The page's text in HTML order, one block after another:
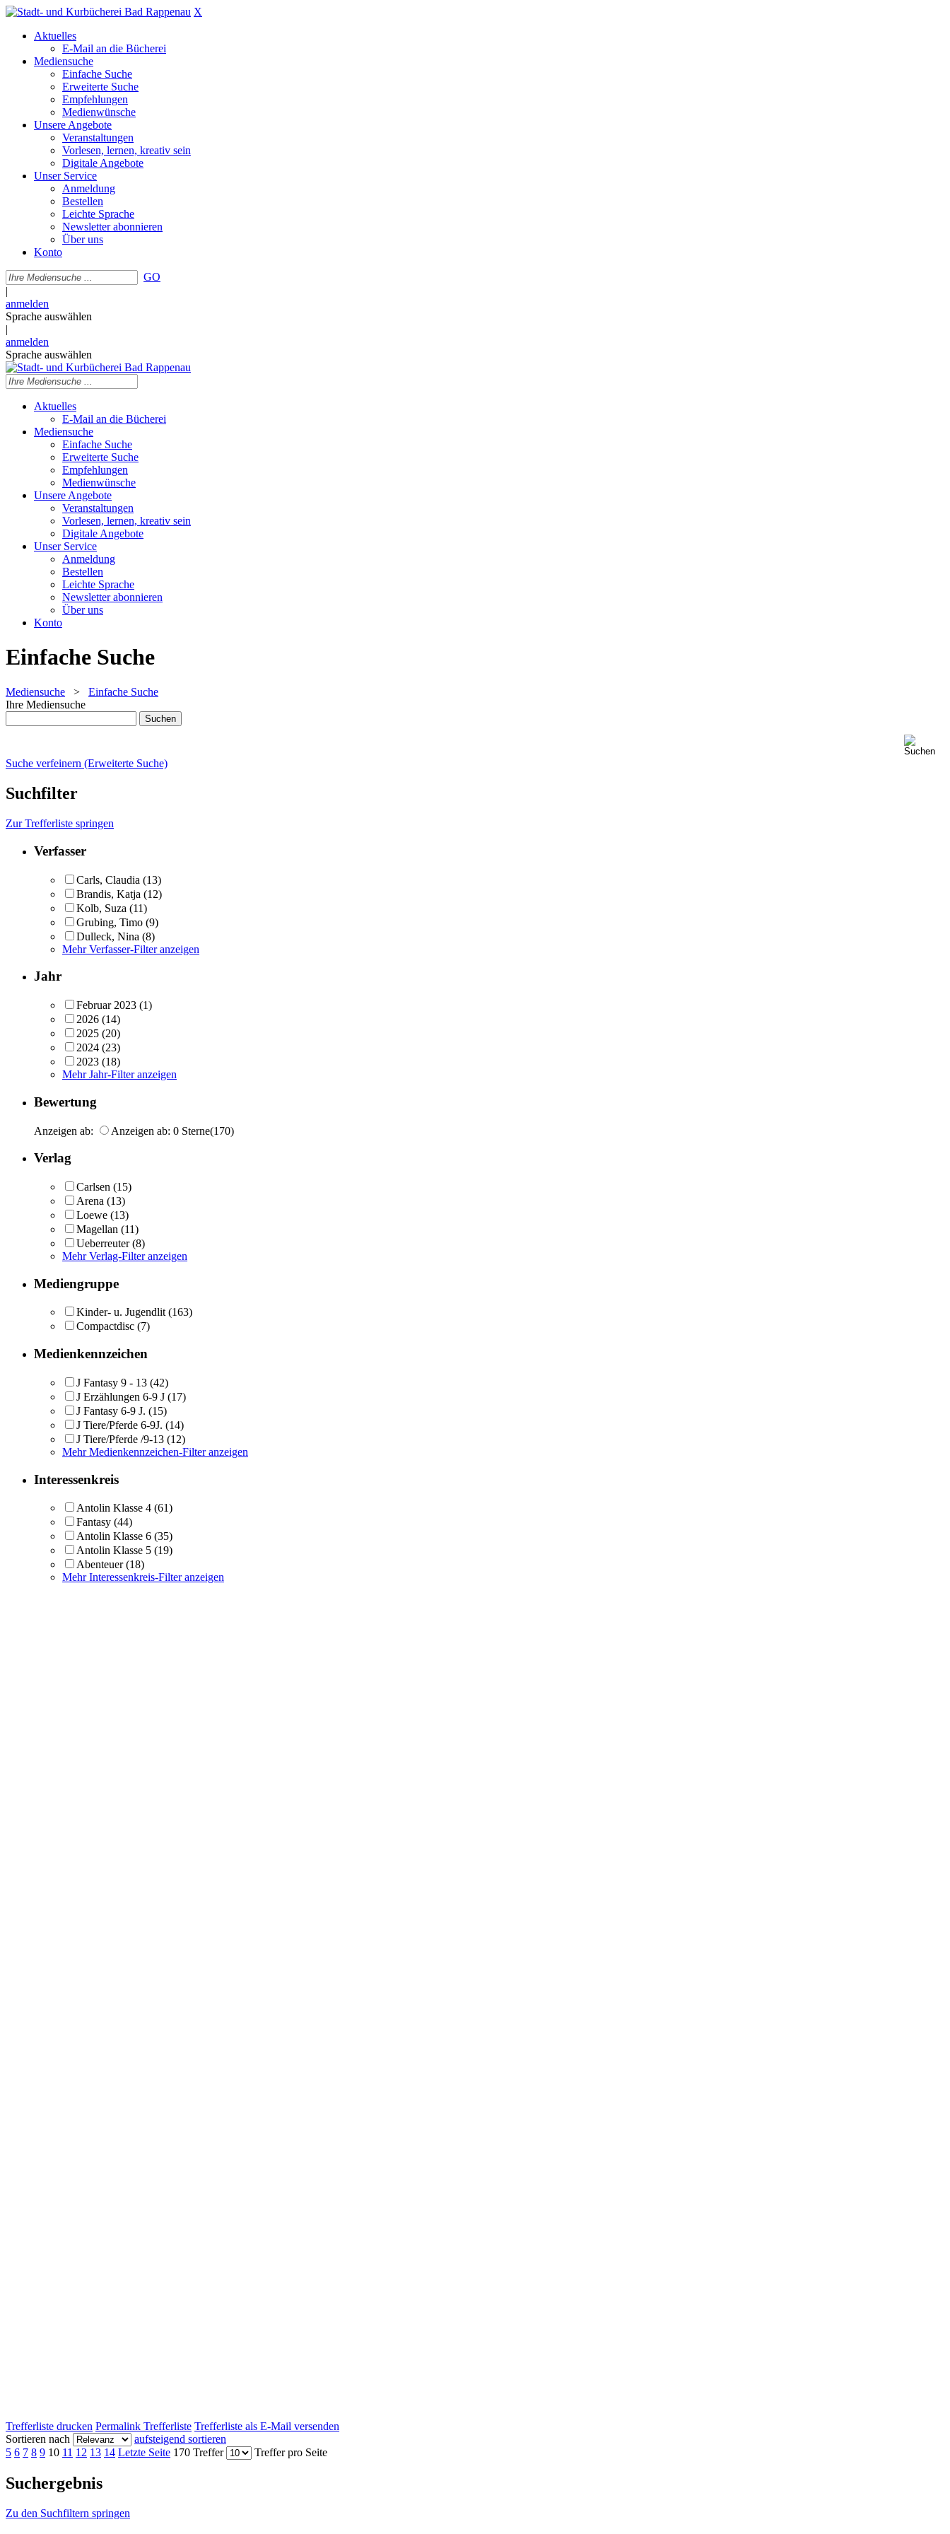
X
Aktuelles
E-Mail an die Bücherei
Mediensuche
Einfache Suche
Erweiterte Suche
Empfehlungen
Medienwünsche
Unsere Angebote
Veranstaltungen
Vorlesen, lernen, kreativ sein
Digitale Angebote
Unser Service
Anmeldung
Bestellen
Leichte Sprache
Newsletter abonnieren
Über uns
Konto
GO
|
anmelden
Sprache auswählen
|
anmelden
Sprache auswählen
Aktuelles
E-Mail an die Bücherei
Mediensuche
Einfache Suche
Erweiterte Suche
Empfehlungen
Medienwünsche
Unsere Angebote
Veranstaltungen
Vorlesen, lernen, kreativ sein
Digitale Angebote
Unser Service
Anmeldung
Bestellen
Leichte Sprache
Newsletter abonnieren
Über uns
Konto
Einfache Suche
Mediensuche > Einfache Suche
Ihre Mediensuche
Suche verfeinern (Erweiterte Suche)
Suchfilter
Zur Trefferliste springen
Verfasser
Carls, Claudia (13)
Brandis, Katja (12)
Kolb, Suza (11)
Grubing, Timo (9)
Dulleck, Nina (8)
Mehr Verfasser-Filter anzeigen
Jahr
Februar 2023 (1)
2026 (14)
2025 (20)
2024 (23)
2023 (18)
Mehr Jahr-Filter anzeigen
Bewertung
Anzeigen ab: Anzeigen ab: 0 Sterne(170)
Verlag
Carlsen (15)
Arena (13)
Loewe (13)
Magellan (11)
Ueberreuter (8)
Mehr Verlag-Filter anzeigen
Mediengruppe
Kinder- u. Jugendlit (163)
Compactdisc (7)
Medienkennzeichen
J Fantasy 9 - 13 (42)
J Erzählungen 6-9 J (17)
J Fantasy 6-9 J. (15)
J Tiere/Pferde 6-9J. (14)
J Tiere/Pferde /9-13 (12)
Mehr Medienkennzeichen-Filter anzeigen
Interessenkreis
Antolin Klasse 4 (61)
Fantasy (44)
Antolin Klasse 6 (35)
Antolin Klasse 5 (19)
Abenteuer (18)
Mehr Interessenkreis-Filter anzeigen
Trefferliste drucken Permalink Trefferliste Trefferliste als E-Mail versenden
Sortieren nach
aufsteigend sortieren
5 6 7 8 9 10 11 12 13 14 Letzte Seite 170 Treffer Treffer pro Seite
Suchergebnis
Zu den Suchfiltern springen